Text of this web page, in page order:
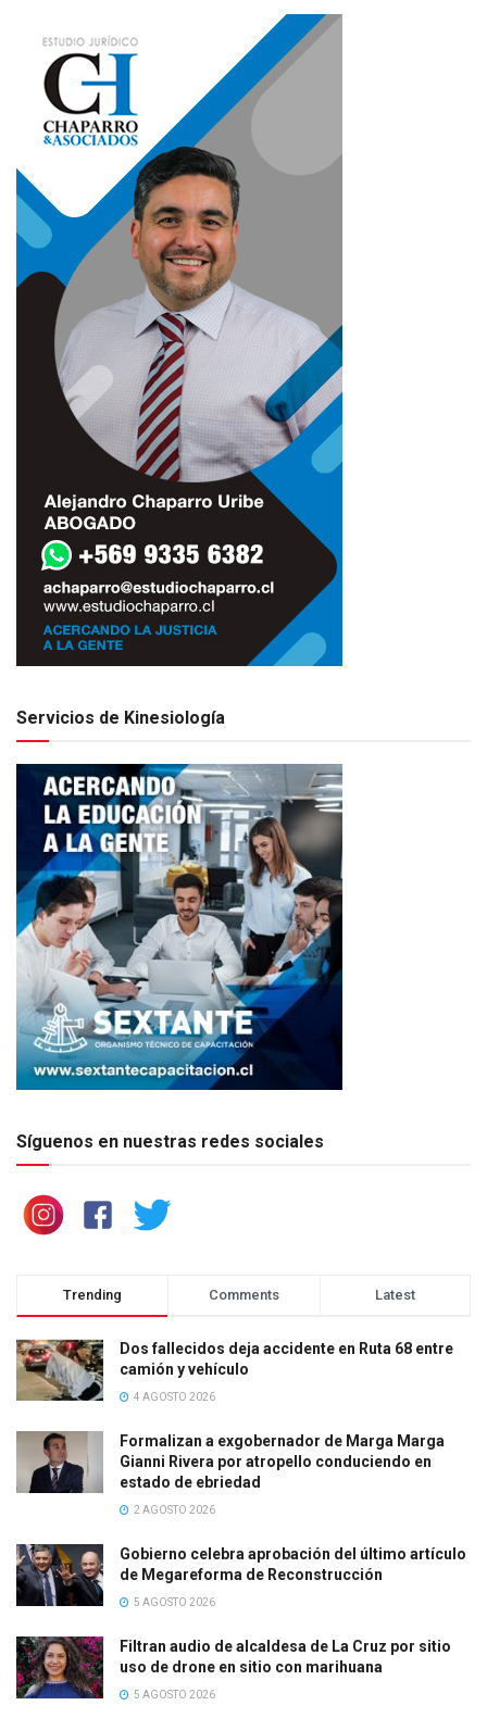
Servicios de Kinesiología
Síguenos en nuestras redes sociales
Trending Comments Latest
Dos fallecidos deja accidente en Ruta 68 entre
camión y vehículo
4 AGOSTO 2026
Formalizan a exgobernador de Marga Marga
Gianni Rivera por atropello conduciendo en
estado de ebriedad
2 AGOSTO 2026
Gobierno celebra aprobación del último artículo
de Megareforma de Reconstrucción
5 AGOSTO 2026
Filtran audio de alcaldesa de La Cruz por sitio
uso de drone en sitio con marihuana
5 AGOSTO 2026